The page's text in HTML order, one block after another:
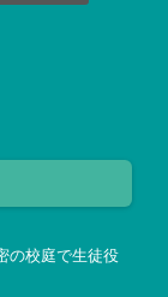
の校庭で生徒役